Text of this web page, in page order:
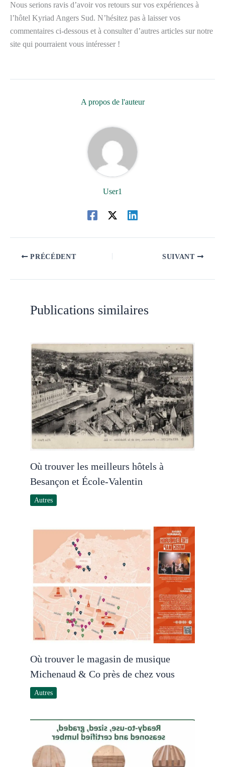
Nous serions ravis d’avoir vos retours sur vos expériences à
l’hôtel Kyriad Angers Sud. N’hésitez pas à laisser vos
commentaires ci-dessous et à consulter d’autres articles sur notre
site qui pourraient vous intéresser !
A propos de l'auteur
User1
PRÉCÉDENT SUIVANT
Publications similaires
Où trouver les meilleurs hôtels à
Besançon et École-Valentin
Autres
Où trouver le magasin de musique
Michenaud & Co près de chez vous
Autres